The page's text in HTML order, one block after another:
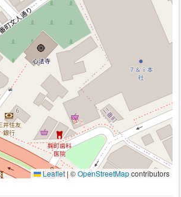
Leaflet|©OpenStreetMapcontributors